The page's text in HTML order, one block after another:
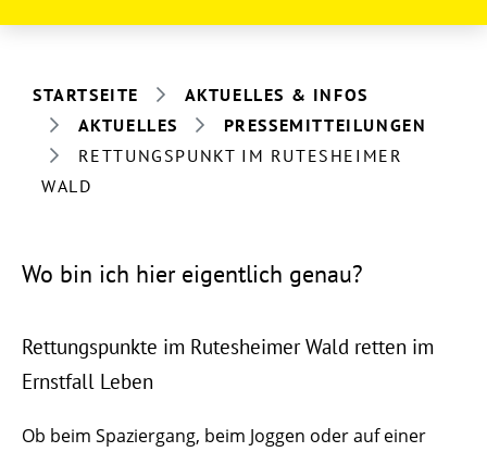
STARTSEITE
AKTUELLES & INFOS
AKTUELLES
PRESSEMITTEILUNGEN
RETTUNGSPUNKT IM RUTESHEIMER
WALD
Wo bin ich hier eigentlich genau?
Rettungspunkte im Rutesheimer Wald retten im
Ernstfall Leben
Ob beim Spaziergang, beim Joggen oder auf einer